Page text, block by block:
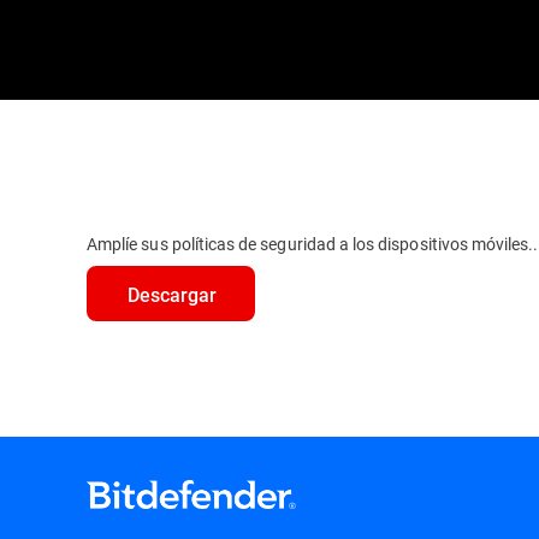
Amplíe sus políticas de seguridad a los dispositivos
Descargar